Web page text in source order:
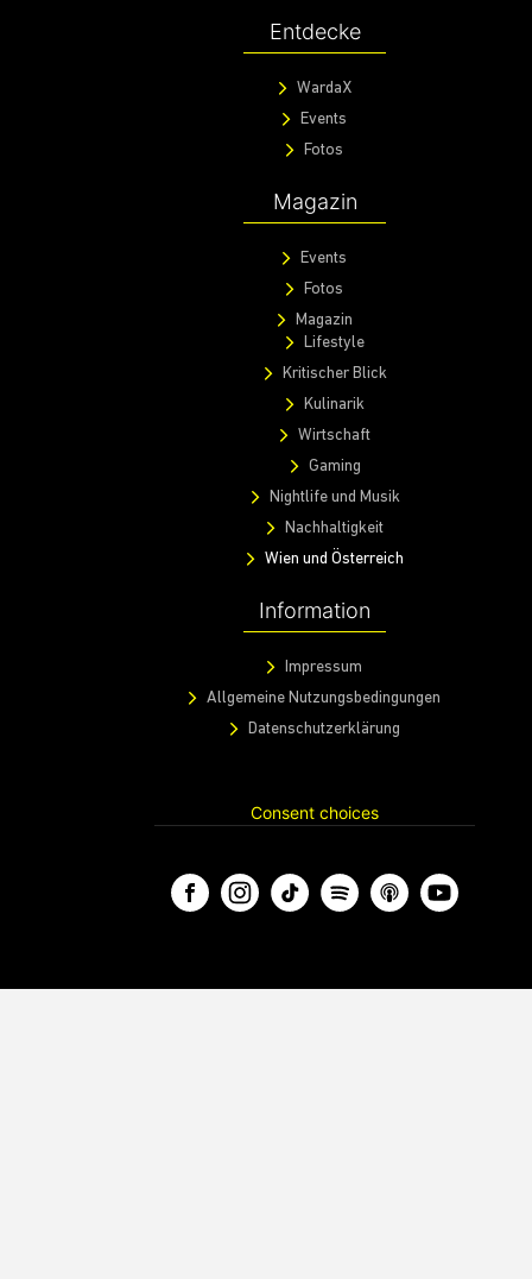
Entdecke
WardaX
Events
Fotos
Magazin
Events
Fotos
Magazin
Lifestyle
Kritischer Blick
Kulinarik
Wirtschaft
Gaming
Nightlife und Musik
Nachhaltigkeit
Wien und Österreich
Information
Impressum
Allgemeine Nutzungsbedingungen
Datenschutzerklärung
Consent choices